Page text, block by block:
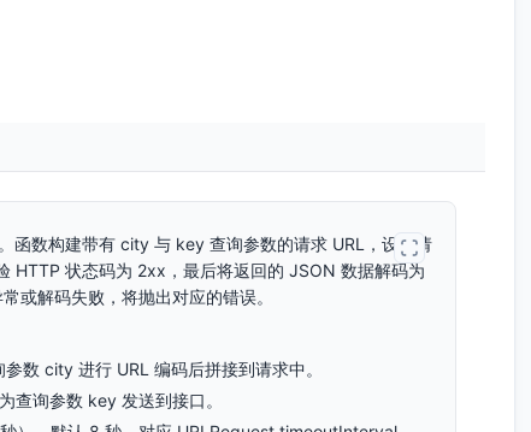
函数构建带有 city 与 key 查询参数的请求 URL，设置请
HTTP 状态码为 2xx，最后将返回的 JSON 数据解码为
或解码失败，将抛出对应的错误。
数 city 进行 URL 编码后拼接到请求中。
查询参数 key 发送到接口。